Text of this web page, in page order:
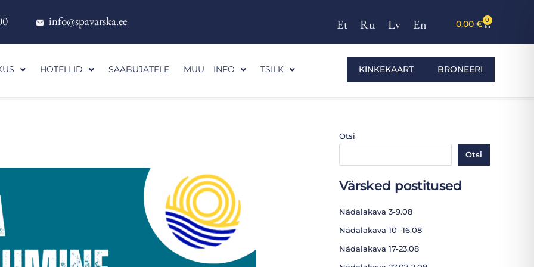
info@spavarska.ee Et Ru Lv En 0,00 € 0
Ostukorv
HOTELLID SAABUJATELE MUU INFO TSILK KINKEKAART BRONEERI
Otsi
Otsi
Värsked postitused
Nädalakava 3-9.08
Nädalakava 10 -16.08
Nädalakava 17-23.08